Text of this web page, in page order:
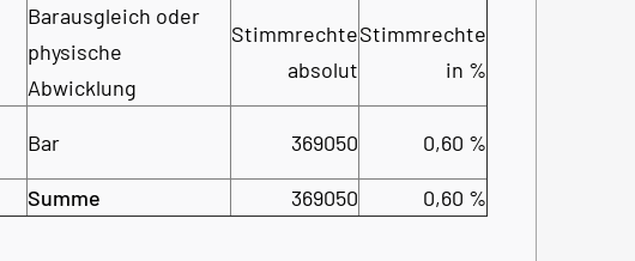
Barausgleich oder
physische
Abwicklung
Stimmrechte
absolut
Stimmrechte
in %
Bar 369050 0,60 %
Summe 369050 0,60 %